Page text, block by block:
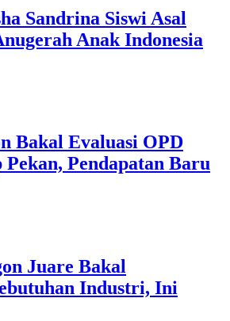
Sandrina Siswi Asal
Anak Indonesia
Bakal Evaluasi OPD
Pekan, Pendapatan Baru
Juare Bakal
Industri, Ini